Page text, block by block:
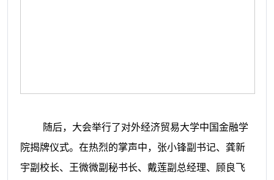
随后，大会举行了对外经济贸易大学中国金融学
院揭牌仪式。在热烈的掌声中，张小锋副书记、龚新
宇副校长、王微微副秘书长、戴莲副总经理、顾良飞